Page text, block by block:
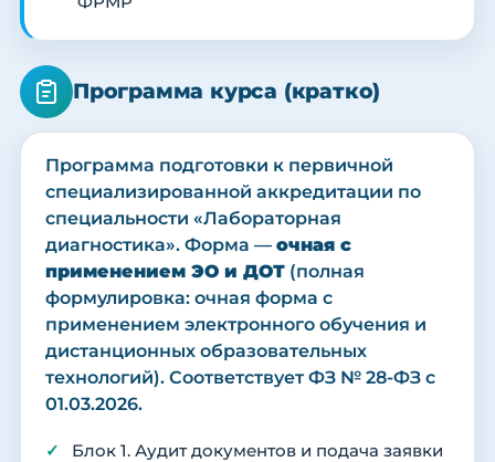
Программа курса (кратко)
Программа подготовки к первичной
специализированной аккредитации по
специальности «Лабораторная
диагностика». Форма — очная с
применением ЭО и ДОТ (полная
формулировка: очная форма с
применением электронного обучения и
дистанционных образовательных
технологий). Соответствует ФЗ № 28-ФЗ с
01.03.2026.
Блок 1. Аудит документов и подача заявки